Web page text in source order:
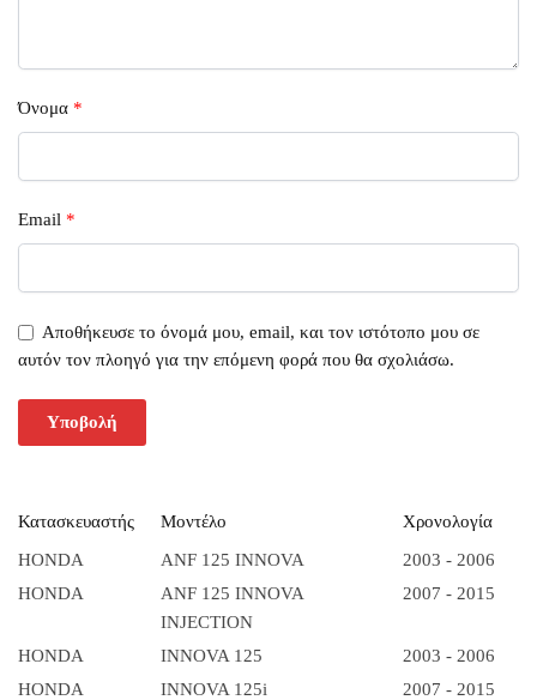
Όνομα *
Email *
Αποθήκευσε το όνομά μου, email, και τον ιστότοπο μου σε
αυτόν τον πλοηγό για την επόμενη φορά που θα σχολιάσω.
Κατασκευαστής Μοντέλο
Χρονολογία
HONDA
ANF 125 INNOVA
2003 - 2006
HONDA
ANF 125 INNOVA
INJECTION
2007 - 2015
HONDA INNOVA 125
2003 - 2006
HONDA
INNOVA 125i 2007 - 2015